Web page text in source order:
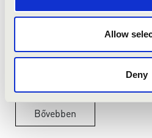
Allow
Deny
José Cura és Szamosi Szabolcs
Bővebben